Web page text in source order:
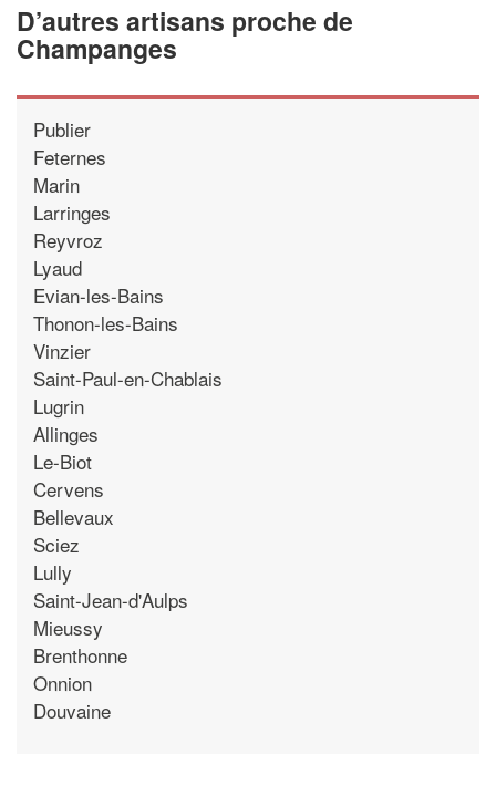
D’autres artisans proche de
Champanges
Publier
Feternes
Marin
Larringes
Reyvroz
Lyaud
Evian-les-Bains
Thonon-les-Bains
Vinzier
Saint-Paul-en-Chablais
Lugrin
Allinges
Le-Biot
Cervens
Bellevaux
Sciez
Lully
Saint-Jean-d'Aulps
Mieussy
Brenthonne
Onnion
Douvaine